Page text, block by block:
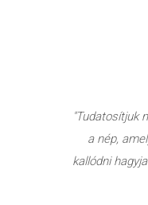
"Tudatosítjuk
a nép,
kallódni